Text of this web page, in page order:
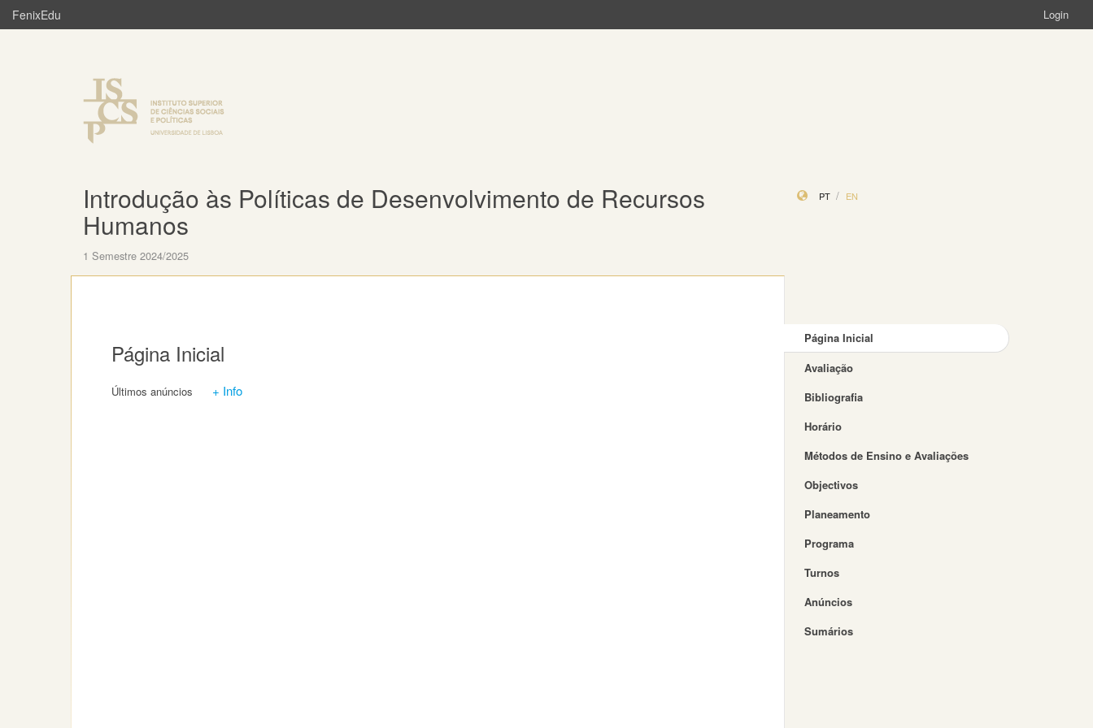
FenixEdu Login
Introdução às Políticas de Desenvolvimento de Recursos
Humanos
1 Semestre 2024/2025
PT EN
Página Inicial
Últimos anúncios + Info
Página Inicial
Avaliação
Bibliografia
Horário
Métodos de Ensino e Avaliações
Objectivos
Planeamento
Programa
Turnos
Anúncios
Sumários